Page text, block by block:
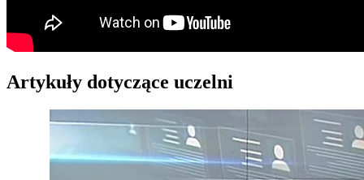
Artykuły dotyczące uczelni